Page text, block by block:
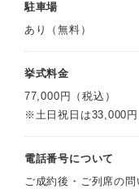
駐車場
あり（無料）
挙式料金
77,000円（税込）
※土日祝日は33,000
電話番号について
ご成約後・ご列席の